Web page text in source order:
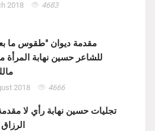
2018 4683
مقدمة ديوان "طقوس ما
للشاعر حسين نهابة المرأة
2018 4666
تجليات حسين نهابة رأي لا